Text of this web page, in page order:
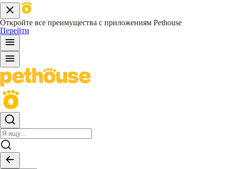
Откройте все преимущества с приложениям Pethouse
Перейти